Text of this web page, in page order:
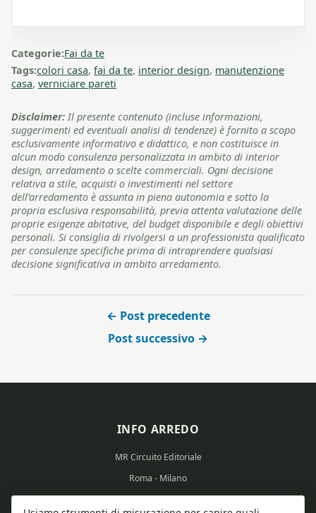
Categorie:Fai da te
Tags:colori casa, fai da te, interior design, manutenzione
casa, verniciare pareti
Disclaimer: Il presente contenuto (incluse informazioni,
suggerimenti ed eventuali analisi di tendenze) è fornito a scopo
esclusivamente informativo e didattico, e non costituisce in
alcun modo consulenza personalizzata in ambito di interior
design, arredamento o scelte commerciali. Ogni decisione
relativa a stile, acquisti o investimenti nel settore
dell’arredamento è assunta in piena autonomia e sotto la
propria esclusiva responsabilità, previa attenta valutazione delle
proprie esigenze abitative, del budget disponibile e degli obiettivi
personali. Si consiglia di rivolgersi a un professionista qualificato
per consulenze specifiche prima di intraprendere qualsiasi
decisione significativa in ambito arredamento.
← Post precedente
Post successivo →
INFO ARREDO
MR Circuito Editoriale
Roma - Milano
Partita IVA: 15569351008